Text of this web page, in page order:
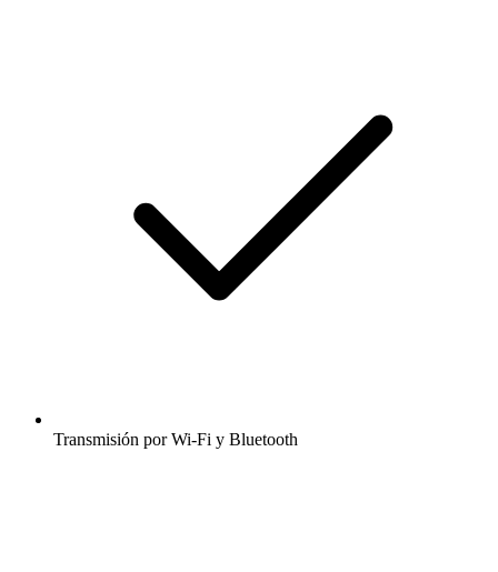
Transmisión por Wi-Fi y Bluetooth